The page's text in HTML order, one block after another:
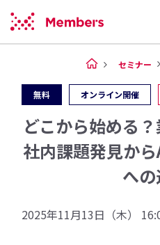
セミナー
無料 オンライン開催
どこから始める
社内課題発見か
へ
2025年11月13日（木）